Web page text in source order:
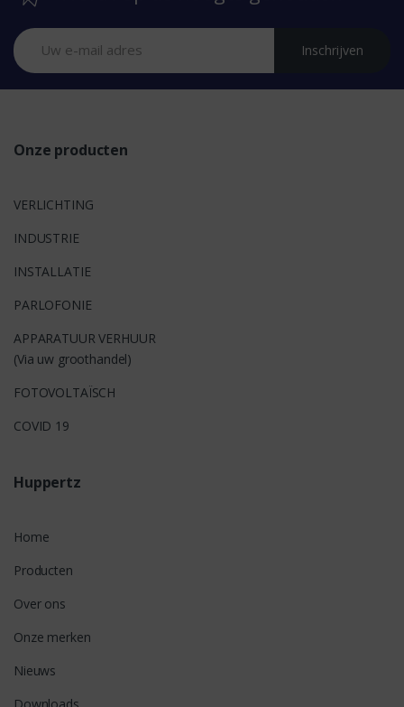
Inschrijven
Onze producten
VERLICHTING
INDUSTRIE
INSTALLATIE
PARLOFONIE
APPARATUUR VERHUUR
(Via uw groothandel)
FOTOVOLTAÏSCH
COVID 19
Huppertz
Home
Producten
Over ons
Onze merken
Nieuws